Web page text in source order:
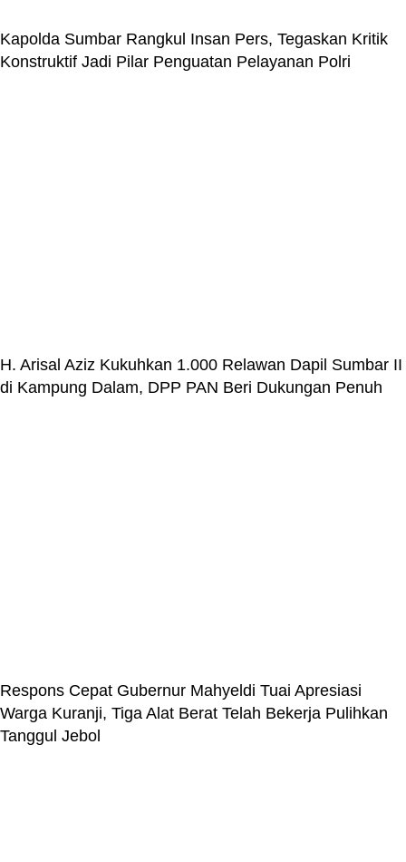
Kapolda Sumbar Rangkul Insan Pers, Tegaskan Kritik
Konstruktif Jadi Pilar Penguatan Pelayanan Polri
H. Arisal Aziz Kukuhkan 1.000 Relawan Dapil Sumbar II
di Kampung Dalam, DPP PAN Beri Dukungan Penuh
Respons Cepat Gubernur Mahyeldi Tuai Apresiasi
Warga Kuranji, Tiga Alat Berat Telah Bekerja Pulihkan
Tanggul Jebol